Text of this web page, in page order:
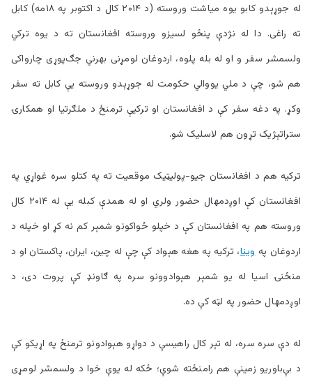
له جوړېدو کابو يوه مياشت وروسته (د ۲۰۱۴ کال د اکتوبر په ۱۸مه) کابل
ته راغی. دا له نژدې پنځو لسيزو وروسته افغانستان ته د يوه ترکي
ولسمشر سفر و او له بله پلوه، اردوغان لومړنی بهرني جګ‌پوړی چارواکی
هم شو، چې د ملي يووالي حکومت له جوړېدو وروسته يې کابل ته سفر
وکړ. په دغه سفر کې د افغانستان او ترکيې ترمنځ د ملګرتيا او همکارۍ
ستراتېژيک تړون هم لاسليک شو.
ترکيه هم د افغانستان جيو-پوليټيک موقعيت ته په کتلو سره غواړي په
افغانستان کې اوږدمهال حضور ولري او له همدې کبله يې له ۲۰۱۴ کال
وروسته هم په افغانستان کې د خپلو ځواکونو شمېر کم نه کړ او خپله د
اردوغان پهوينا، ترکيه په هغه هېواد کې چې له چين، ايران، پاکستان او د
منځنۍ اسيا له يو شمېر هېوادوونو سره په ګاونډ کې پروت دی، د
اوږدمهال حضور په لټه کې ده.
له دې سره سره، له تېر کال راهيسې د دواړو هېوادونو ترمنځ په اړيکو کې
د بې‌باوريو زمينې هم رامنځته شوې؛ ځکه له يوې خوا د ولسمشر لومړی